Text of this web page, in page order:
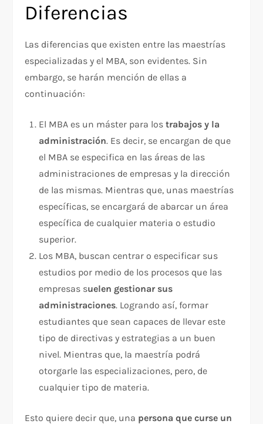
Diferencias
Las diferencias que existen entre las maestrías
especializadas y el MBA, son evidentes. Sin
embargo, se harán mención de ellas a
continuación:
El MBA es un máster para lostrabajos y la
administración. Es decir, se encargan de que
el MBA se especifica en las áreas de las
administraciones de empresas y la dirección
de las mismas. Mientras que, unas maestrías
específicas, se encargará de abarcar un área
específica de cualquier materia o estudio
superior.
Los MBA, buscan centrar o especificar sus
estudios por medio de los procesos que las
empresas suelen gestionar sus
administraciones. Logrando así, formar
estudiantes que sean capaces de llevar este
tipo de directivas y estrategias a un buen
nivel. Mientras que, la maestría podrá
otorgarle las especializaciones, pero, de
cualquier tipo de materia.
Esto quiere decir que, una persona que curse un